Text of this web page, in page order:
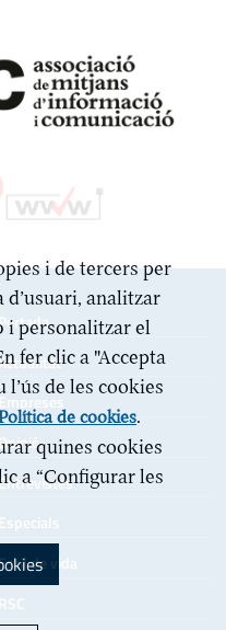
Empreses
Especials
de vida
RSC
i de tercers per
analitzar
i personalitzar el
fer clic a "Accepta
l’ús de les cookies
de cookies.
quines cookies
a “Configurar les